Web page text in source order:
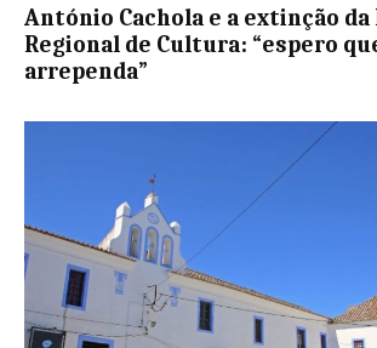
António Cachola e a extinção da
Regional de Cultura: “espero
arrependa”